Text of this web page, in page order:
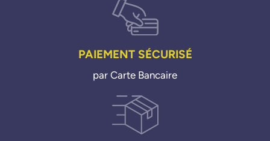
PAIEMENT SÉCURISÉ
par Carte Bancaire